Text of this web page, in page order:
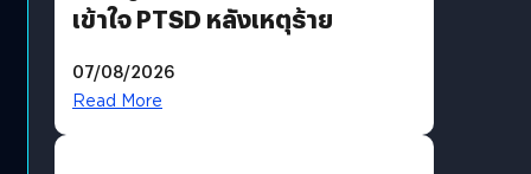
เข้าใจ PTSD หลังเหตุร้าย
07/08/2026
Read More